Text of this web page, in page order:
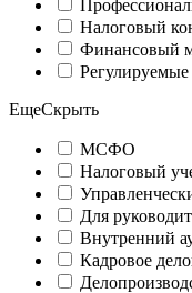
Налоговый
Финансовый
Регулируемые
ЕщеСкрыть
МСФО
Налоговый
Для
Внутренний
Кадровое